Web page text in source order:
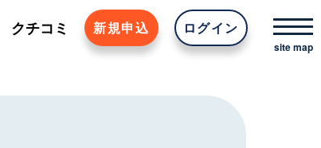
クチコミ 新規申込 ログイン